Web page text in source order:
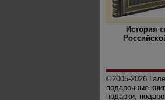
История
©2005-2026
подарочные
подарки,